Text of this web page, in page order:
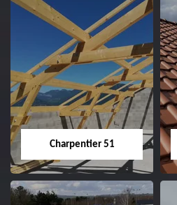
Entreprise de
couverture 51
Charpentier 51